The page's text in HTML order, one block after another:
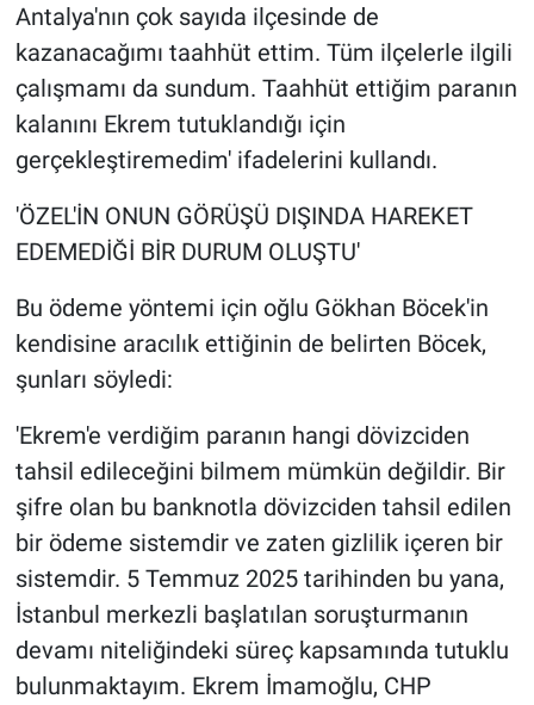
Antalya'nın çok sayıda ilçesinde de
kazanacağımı taahhüt ettim. Tüm ilçelerle ilgili
çalışmamı da sundum. Taahhüt ettiğim paranın
kalanını Ekrem tutuklandığı için
gerçekleştiremedim' ifadelerini kullandı.
'ÖZEL'İN ONUN GÖRÜŞÜ DIŞINDA HAREKET
EDEMEDİĞİ BİR DURUM OLUŞTU'
Bu ödeme yöntemi için oğlu Gökhan Böcek'in
kendisine aracılık ettiğinin de belirten Böcek,
şunları söyledi:
'Ekrem'e verdiğim paranın hangi dövizciden
tahsil edileceğini bilmem mümkün değildir. Bir
şifre olan bu banknotla dövizciden tahsil edilen
bir ödeme sistemdir ve zaten gizlilik içeren bir
sistemdir. 5 Temmuz 2025 tarihinden bu yana,
İstanbul merkezli başlatılan soruşturmanın
devamı niteliğindeki süreç kapsamında tutuklu
bulunmaktayım. Ekrem İmamoğlu, CHP